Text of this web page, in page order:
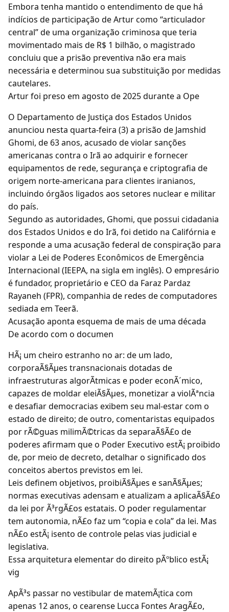
Embora tenha mantido o entendimento de que há
indícios de participação de Artur como “articulador
central” de uma organização criminosa que teria
movimentado mais de R$ 1 bilhão, o magistrado
concluiu que a prisão preventiva não era mais
necessária e determinou sua substituição por medidas
cautelares.
Artur foi preso em agosto de 2025 durante a Ope
O Departamento de Justiça dos Estados Unidos
anunciou nesta quarta-feira (3) a prisão de Jamshid
Ghomi, de 63 anos, acusado de violar sanções
americanas contra o Irã ao adquirir e fornecer
equipamentos de rede, segurança e criptografia de
origem norte-americana para clientes iranianos,
incluindo órgãos ligados aos setores nuclear e militar
do país.
Segundo as autoridades, Ghomi, que possui cidadania
dos Estados Unidos e do Irã, foi detido na Califórnia e
responde a uma acusação federal de conspiração para
violar a Lei de Poderes Econômicos de Emergência
Internacional (IEEPA, na sigla em inglês). O empresário
é fundador, proprietário e CEO da Faraz Pardaz
Rayaneh (FPR), companhia de redes de computadores
sediada em Teerã.
Acusação aponta esquema de mais de uma década
De acordo com o documen
HÃ¡ um cheiro estranho no ar: de um lado,
corporaÃ§Ãµes transnacionais dotadas de
infraestruturas algorÃtmicas e poder econÃ´mico,
capazes de moldar eleiÃ§Ãµes, monetizar a violÃªncia
e desafiar democracias exibem seu mal-estar com o
estado de direito; de outro, comentaristas equipados
por rÃ©guas milimÃ©tricas da separaÃ§Ã£o de
poderes afirmam que o Poder Executivo estÃ¡ proibido
de, por meio de decreto, detalhar o significado dos
conceitos abertos previstos em lei.
Leis definem objetivos, proibiÃ§Ãµes e sanÃ§Ãµes;
normas executivas adensam e atualizam a aplicaÃ§Ã£o
da lei por Ã³rgÃ£os estatais. O poder regulamentar
tem autonomia, nÃ£o faz um “copia e cola” da lei. Mas
nÃ£o estÃ¡ isento de controle pelas vias judicial e
legislativa.
Essa arquitetura elementar do direito pÃºblico estÃ¡
vig
ApÃ³s passar no vestibular de matemÃ¡tica com
apenas 12 anos, o cearense Lucca Fontes AragÃ£o,